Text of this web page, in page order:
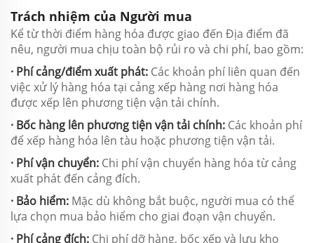
Trách nhiệm của Người mua
Kể từ thời điểm hàng hóa được giao đến Địa điểm đã
nêu, người mua chịu toàn bộ rủi ro và chi phí, bao gồm:
· Phí cảng/điểm xuất phát: Các khoản phí liên quan đến
việc xử lý hàng hóa tại cảng xếp hàng nơi hàng hóa
được xếp lên phương tiện vận tải chính.
· Bốc hàng lên phương tiện vận tải chính: Các khoản phí
để xếp hàng hóa lên tàu hoặc phương tiện vận tải.
· Phí vận chuyển: Chi phí vận chuyển hàng hóa từ cảng
xuất phát đến cảng đích.
· Bảo hiểm: Mặc dù không bắt buộc, người mua có thể
lựa chọn mua bảo hiểm cho giai đoạn vận chuyển.
· Phí cảng đích: Chi phí dỡ hàng, bốc xếp và lưu kho